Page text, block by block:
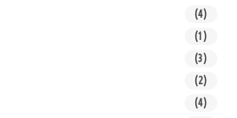
(4)
(1)
(3)
(2)
(4)